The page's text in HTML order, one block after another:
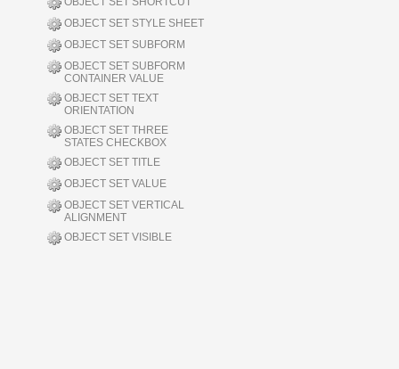
OBJECT SET STYLE SHEET
OBJECT SET SUBFORM
OBJECT SET SUBFORM
CONTAINER VALUE
OBJECT SET TEXT
ORIENTATION
OBJECT SET THREE
STATES CHECKBOX
OBJECT SET TITLE
OBJECT SET VALUE
OBJECT SET VERTICAL
ALIGNMENT
OBJECT SET VISIBLE